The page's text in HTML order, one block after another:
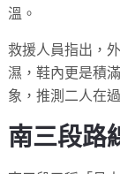
溫。
救援人員指出，
濕，鞋內更是積
象，推測二人在
南三段路